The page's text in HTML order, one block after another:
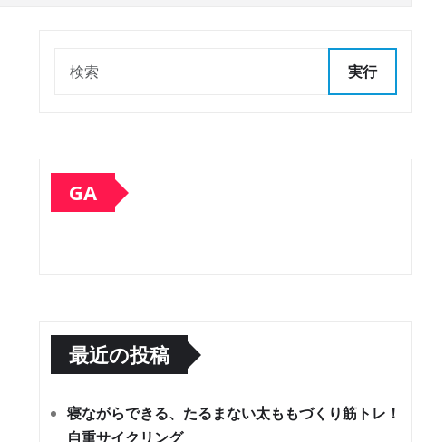
実行
GA
最近の投稿
寝ながらできる、たるまない太ももづくり筋トレ！
自重サイクリング